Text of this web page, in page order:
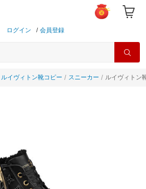
ログイン / 会員登録
ルイヴィトン靴コピー スニーカー ルイヴィトン